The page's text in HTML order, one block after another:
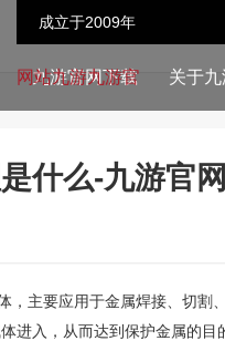
成立于2009年
九游官网下载 关于
什么-九游官
主要应用于金属焊接、切割
进入，从而达到保护金属的目